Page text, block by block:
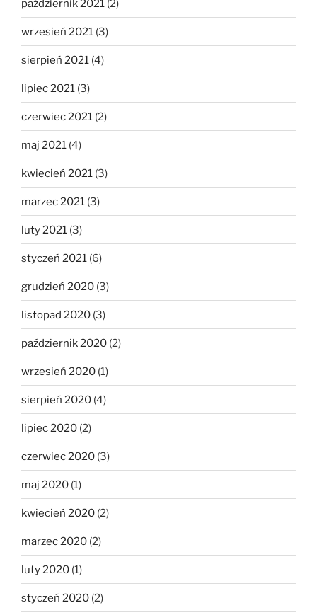
październik 2021 (2)
wrzesień 2021 (3)
sierpień 2021 (4)
lipiec 2021 (3)
czerwiec 2021 (2)
maj 2021 (4)
kwiecień 2021 (3)
marzec 2021 (3)
luty 2021 (3)
styczeń 2021 (6)
grudzień 2020 (3)
listopad 2020 (3)
październik 2020 (2)
wrzesień 2020 (1)
sierpień 2020 (4)
lipiec 2020 (2)
czerwiec 2020 (3)
maj 2020 (1)
kwiecień 2020 (2)
marzec 2020 (2)
luty 2020 (1)
styczeń 2020 (2)